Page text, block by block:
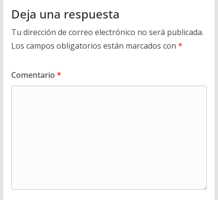
Deja una respuesta
Tu dirección de correo electrónico no será publicada.
Los campos obligatorios están marcados con *
Comentario *